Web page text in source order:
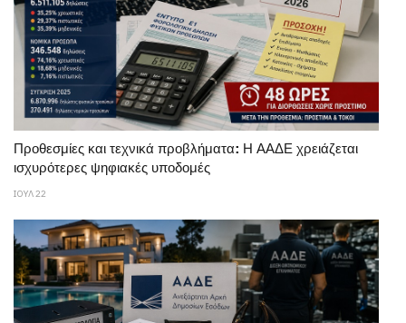
Προθεσμίες και τεχνικά προβλήματα: Η ΑΑΔΕ χρειάζεται
ισχυρότερες ψηφιακές υποδομές
ΙΟΥΛ 22